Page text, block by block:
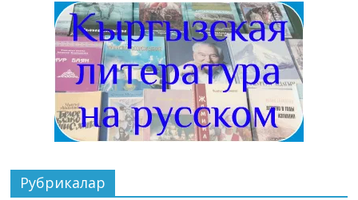
Рубрикалар